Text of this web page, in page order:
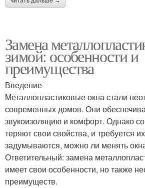
Замена
зимой: особенности и
преимущества
Введение
Металлопластиковые окна стали
современных домов. Они
звукоизоляцию и комфорт. Однако
теряют свои свойства, и требуется
задумываются, можно ли менять
Ответительный: замена
имеет свои особенности, но также
преимуществ.